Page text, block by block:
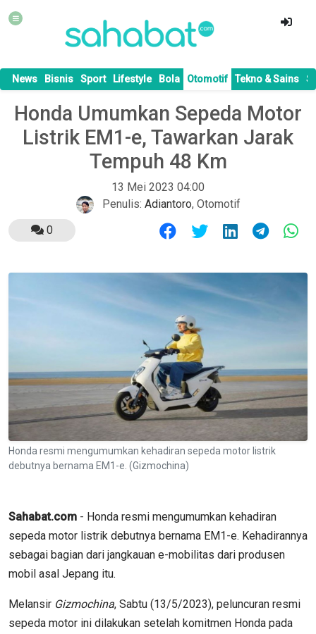
News Bisnis Sport Lifestyle Bola Otomotif Tekno & Sains
Honda Umumkan Sepeda Motor
Listrik EM1-e, Tawarkan Jarak
Tempuh 48 Km
13 Mei 2023 04:00
Penulis: Adiantoro, Otomotif
0
Honda resmi mengumumkan kehadiran sepeda motor listrik
debutnya bernama EM1-e. (Gizmochina)
Sahabat.com - Honda resmi mengumumkan kehadiran
sepeda motor listrik debutnya bernama EM1-e. Kehadirannya
sebagai bagian dari jangkauan e-mobilitas dari produsen
mobil asal Jepang itu.
Melansir Gizmochina, Sabtu (13/5/2023), peluncuran resmi
sepeda motor ini dilakukan setelah komitmen Honda pada